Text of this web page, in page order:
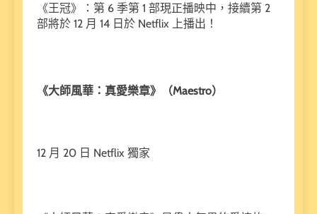
《王冠》：第 6 季第 1 部現正播映中，接續第 2
部將於 12 月 14 日於 Netflix 上播出！
《大師風華：真愛樂章》（Maestro）
12 月 20 日 Netflix 獨家